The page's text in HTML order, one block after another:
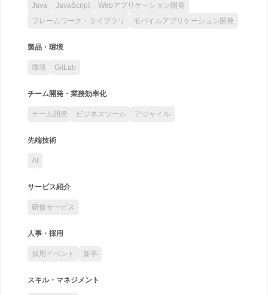
Java JavaScript
Webアプリケーション開発
フレームワーク・ライブラリ
モバイルアプリケーション開発
製品・環境
環境 GitLab
チーム開発・業務効率化
チーム開発 ビジネスツール アジャイル
先端技術
AI
サービス紹介
研修サービス
人事・採用
採用イベント 新卒
スキル・マネジメント